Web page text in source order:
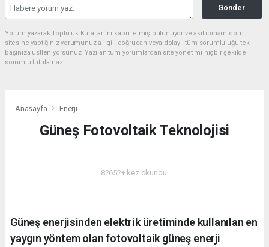
Gönder
Yorum yazarak Topluluk Kuralları’nı kabul etmiş bulunuyor ve akillibinam.com
sitesine yaptığınız yorumunuzla ilgili doğrudan veya dolaylı tüm sorumluluğu tek
başınıza üstleniyorsunuz. Yazılan tüm yorumlardan site yönetimi hiçbir şekilde
sorumlu tutulamaz.
Anasayfa Enerji
Güneş Fotovoltaik Teknolojisi
82652+ kez okundu.
Güneş enerjisinden elektrik üretiminde kullanılan en
yaygın yöntem olan fotovoltaik güneş enerji